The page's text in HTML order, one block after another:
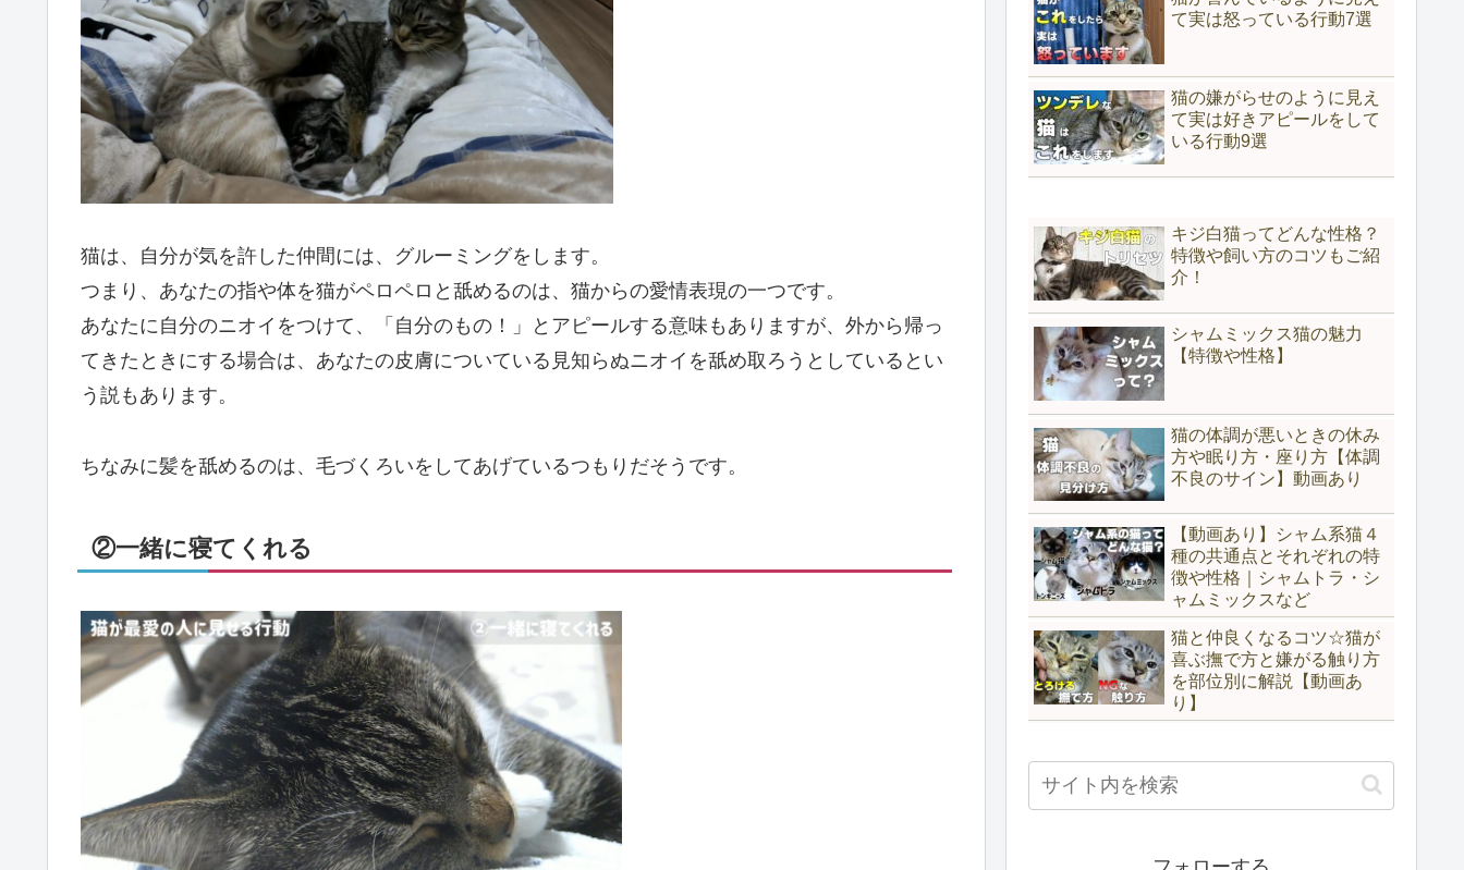
猫は、自分が気を許した仲間には、グルーミングをします。
つまり、あなたの指や体を猫がペロペロと舐めるのは、猫からの愛情表現の一つです。
あなたに自分のニオイをつけて、「自分のもの！」とアピールする意味もありますが、外から帰っ
てきたときにする場合は、あなたの皮膚についている見知らぬニオイを舐め取ろうとしているとい
う説もあります。
ちなみに髪を舐めるのは、毛づくろいをしてあげているつもりだそうです。
②一緒に寝てくれる
て実は怒っている行動7選
猫の嫌がらせのように見え
て実は好きアピールをして
いる行動9選
キジ白猫ってどんな性格？
特徴や飼い方のコツもご紹
介！
シャムミックス猫の魅力
【特徴や性格】
猫の体調が悪いときの休み
方や眠り方・座り方【体調
不良のサイン】動画あり
【動画あり】シャム系猫４
種の共通点とそれぞれの特
徴や性格｜シャムトラ・シ
ャムミックスなど
猫と仲良くなるコツ☆猫が
喜ぶ撫で方と嫌がる触り方
を部位別に解説【動画あ
り】